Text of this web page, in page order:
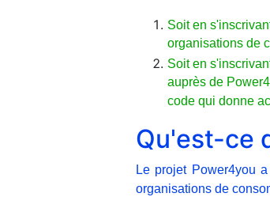
Soit en
organisations de
Soit en
auprès de
code qui donne
Qu'est-ce
Le projet Power4you
organisations de